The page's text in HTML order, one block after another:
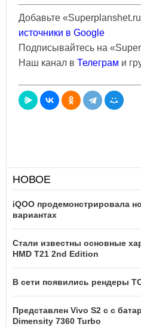
Добавьте
источники в Google
Подписывайтесь на
Наш канал в Телеграм и
НОВОЕ
iQOO продемонстрировала
вариантах
Стали известны основные
HMD T21 2nd Edition
В сети появились рендеры
Представлен Vivo S2 с с
Dimensity 7360 Turbo